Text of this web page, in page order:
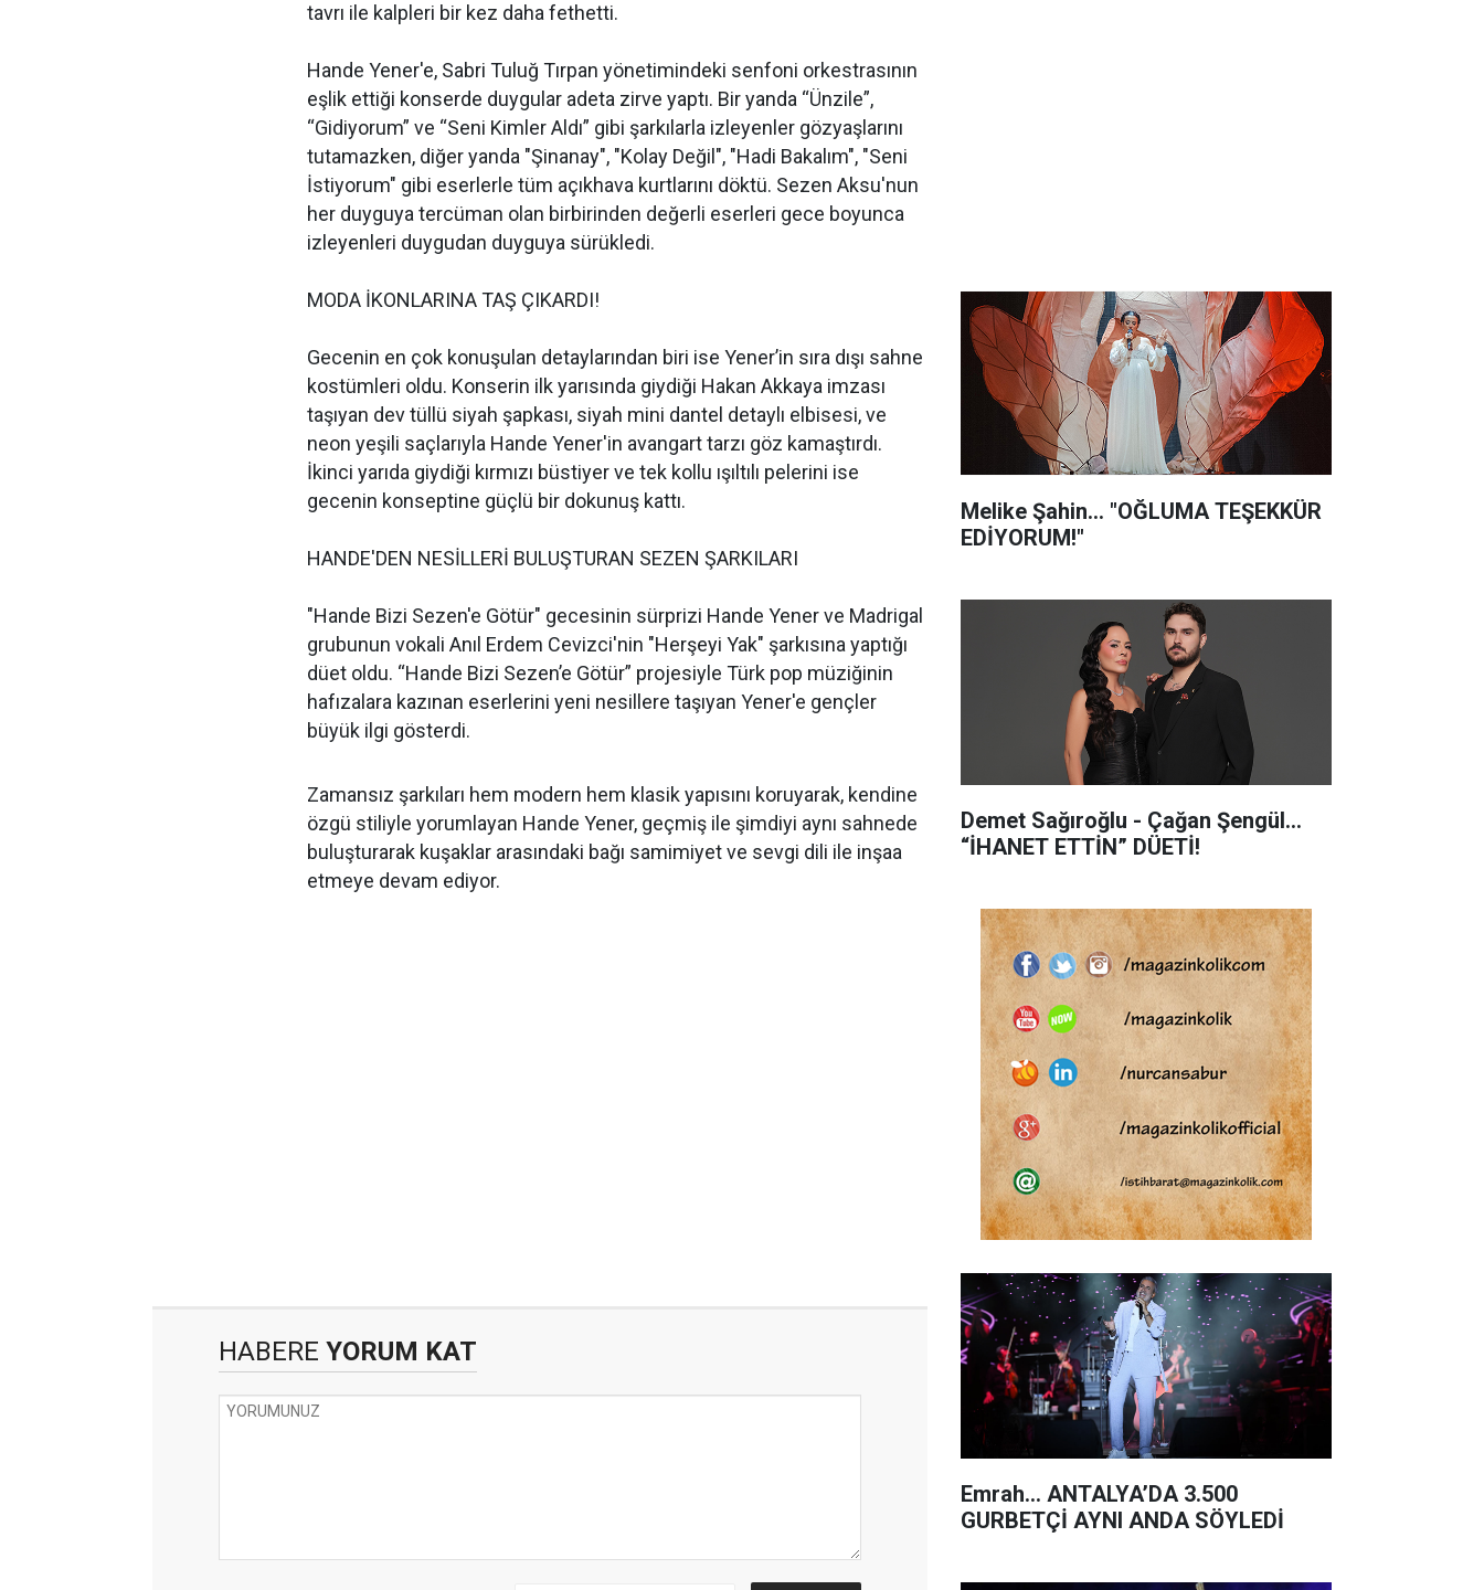
tavrı ile kalpleri bir kez daha fethetti.
Hande Yener'e, Sabri Tuluğ Tırpan yönetimindeki senfoni orkestrasının
eşlik ettiği konserde duygular adeta zirve yaptı. Bir yanda “Ünzile”,
“Gidiyorum” ve “Seni Kimler Aldı” gibi şarkılarla izleyenler gözyaşlarını
tutamazken, diğer yanda "Şinanay", "Kolay Değil", "Hadi Bakalım", "Seni
İstiyorum" gibi eserlerle tüm açıkhava kurtlarını döktü. Sezen Aksu'nun
her duyguya tercüman olan birbirinden değerli eserleri gece boyunca
izleyenleri duygudan duyguya sürükledi.
MODA İKONLARINA TAŞ ÇIKARDI!
Gecenin en çok konuşulan detaylarından biri ise Yener’in sıra dışı sahne
kostümleri oldu. Konserin ilk yarısında giydiği Hakan Akkaya imzası
taşıyan dev tüllü siyah şapkası, siyah mini dantel detaylı elbisesi, ve
neon yeşili saçlarıyla Hande Yener'in avangart tarzı göz kamaştırdı.
İkinci yarıda giydiği kırmızı büstiyer ve tek kollu ışıltılı pelerini ise
gecenin konseptine güçlü bir dokunuş kattı.
HANDE'DEN NESİLLERİ BULUŞTURAN SEZEN ŞARKILARI
"Hande Bizi Sezen'e Götür" gecesinin sürprizi Hande Yener ve Madrigal
grubunun vokali Anıl Erdem Cevizci'nin "Herşeyi Yak" şarkısına yaptığı
düet oldu. “Hande Bizi Sezen’e Götür” projesiyle Türk pop müziğinin
hafızalara kazınan eserlerini yeni nesillere taşıyan Yener'e gençler
büyük ilgi gösterdi.
Zamansız şarkıları hem modern hem klasik yapısını koruyarak, kendine
özgü stiliyle yorumlayan Hande Yener, geçmiş ile şimdiyi aynı sahnede
buluşturarak kuşaklar arasındaki bağı samimiyet ve sevgi dili ile inşaa
etmeye devam ediyor.
HABERE YORUM KAT
Melike Şahin... "OĞLUMA TEŞEKKÜR
EDİYORUM!"
Demet Sağıroğlu - Çağan Şengül...
“İHANET ETTİN” DÜETİ!
Emrah… ANTALYA’DA 3.500
GURBETÇİ AYNI ANDA SÖYLEDİ